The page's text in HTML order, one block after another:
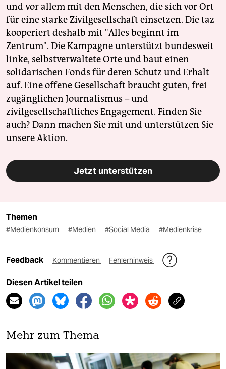
und vor allem mit den Menschen, die sich vor Ort
für eine starke Zivilgesellschaft einsetzen. Die taz
kooperiert deshalb mit "Alles beginnt im
Zentrum". Die Kampagne unterstützt bundesweit
linke, selbstverwaltete Orte und baut einen
solidarischen Fonds für deren Schutz und Erhalt
auf. Eine offene Gesellschaft braucht guten, frei
zugänglichen Journalismus – und
zivilgesellschaftliches Engagement. Finden Sie
auch? Dann machen Sie mit und unterstützen Sie
unsere Aktion.
Jetzt unterstützen
Themen
#Medienkonsum #Medien #Social Media #Medienkrise
Feedback Kommentieren Fehlerhinweis
Diesen Artikel teilen
Mehr zum Thema